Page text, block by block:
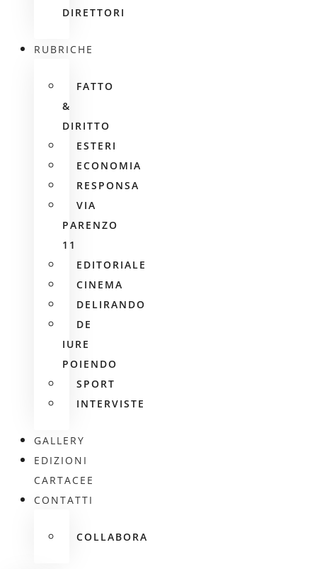
DIRETTORI
RUBRICHE
FATTO
&
DIRITTO
ESTERI
ECONOMIA
RESPONSA
VIA
PARENZO
11
EDITORIALE
CINEMA
DELIRANDO
DE
IURE
POIENDO
SPORT
INTERVISTE
GALLERY
EDIZIONI
CARTACEE
CONTATTI
COLLABORA